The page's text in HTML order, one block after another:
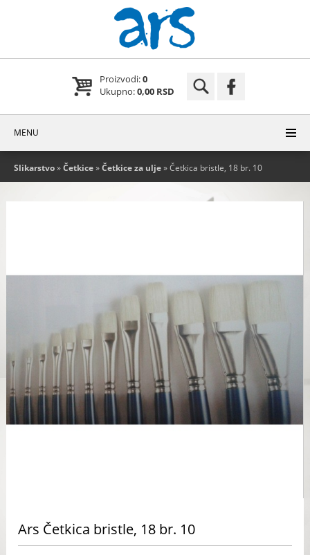
Proizvodi:0
Ukupno:0,00 RSD
MENU
Slikarstvo»Četkice»Četkice za ulje» Četkica bristle, 18 br. 10
Ars Četkica bristle, 18 br. 10